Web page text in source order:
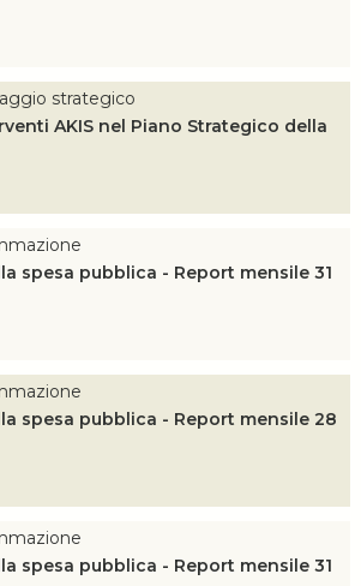
strategico
AKIS nel Piano Strategico della
spesa pubblica - Report mensile 31
spesa pubblica - Report mensile 28
spesa pubblica - Report mensile 31